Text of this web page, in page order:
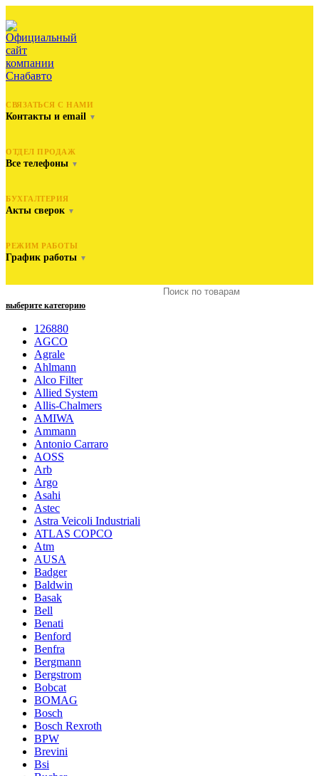
СВЯЗАТЬСЯ С НАМИ
Контакты и email ▼
ОТДЕЛ ПРОДАЖ
Все телефоны ▼
БУХГАЛТЕРИЯ
Акты сверок ▼
РЕЖИМ РАБОТЫ
График работы ▼
выберите категорию
126880
AGCO
Agrale
Ahlmann
Alco Filter
Allied System
Allis-Chalmers
AMIWA
Ammann
Antonio Carraro
AOSS
Arb
Argo
Asahi
Astec
Astra Veicoli Industriali
ATLAS COPCO
Atm
AUSA
Badger
Baldwin
Basak
Bell
Benati
Benford
Benfra
Bergmann
Bergstrom
Bobcat
BOMAG
Bosch
Bosch Rexroth
BPW
Brevini
Bsi